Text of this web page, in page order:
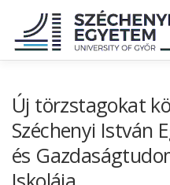
tartalomhoz
DIPLOMAÁTADÓ
Új törzstagokat
Széchenyi István
és